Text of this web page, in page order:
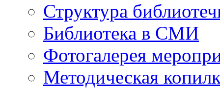
Структура
Библиотека в СМИ
Фотогалерея
Методическая